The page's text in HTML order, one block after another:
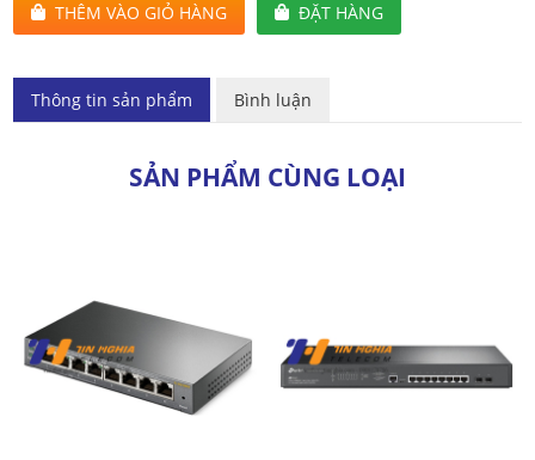
THÊM VÀO GIỎ HÀNG ĐẶT HÀNG
Thông tin sản phẩm Bình luận
SẢN PHẨM CÙNG LOẠI